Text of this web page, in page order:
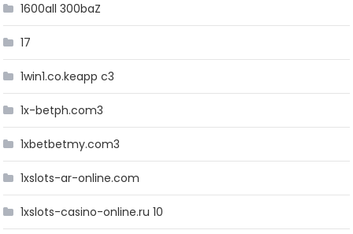
1600all 300baZ
17
1win1.co.keapp c3
1x-betph.com3
1xbetbetmy.com3
1xslots-ar-online.com
1xslots-casino-online.ru 10